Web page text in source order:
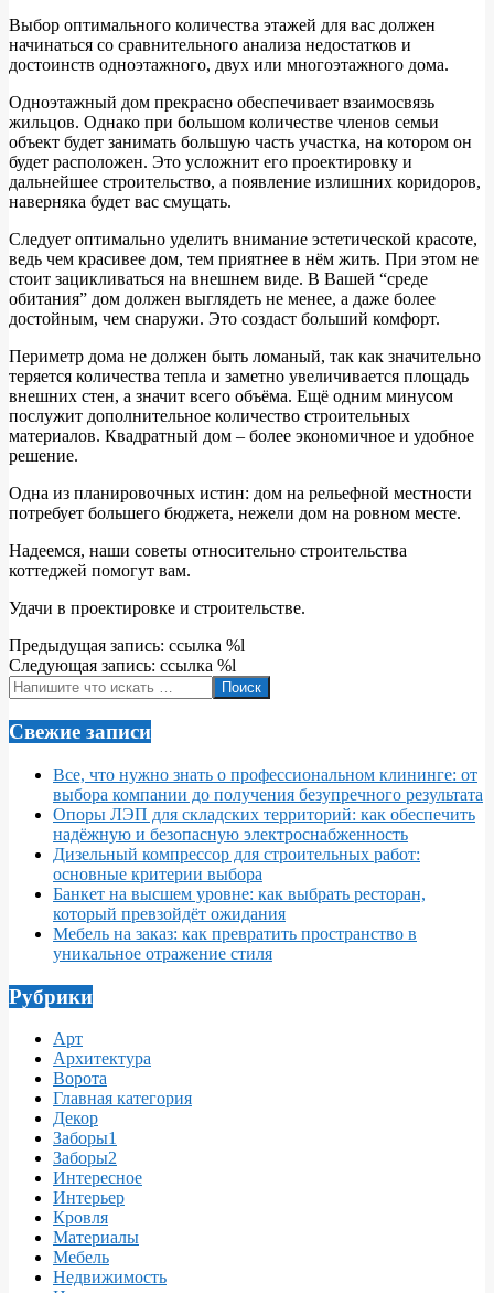
Выбор оптимального количества этажей для вас должен
начинаться со сравнительного анализа недостатков и
достоинств одноэтажного, двух или многоэтажного дома.
Одноэтажный дом прекрасно обеспечивает взаимосвязь
жильцов. Однако при большом количестве членов семьи
объект будет занимать большую часть участка, на котором он
будет расположен. Это усложнит его проектировку и
дальнейшее строительство, а появление излишних коридоров,
наверняка будет вас смущать.
Следует оптимально уделить внимание эстетической красоте,
ведь чем красивее дом, тем приятнее в нём жить. При этом не
стоит зацикливаться на внешнем виде. В Вашей “среде
обитания” дом должен выглядеть не менее, а даже более
достойным, чем снаружи. Это создаст больший комфорт.
Периметр дома не должен быть ломаный, так как значительно
теряется количества тепла и заметно увеличивается площадь
внешних стен, а значит всего объёма. Ещё одним минусом
послужит дополнительное количество строительных
материалов. Квадратный дом – более экономичное и удобное
решение.
Одна из планировочных истин: дом на рельефной местности
потребует большего бюджета, нежели дом на ровном месте.
Надеемся, наши советы относительно строительства
коттеджей помогут вам.
Удачи в проектировке и строительстве.
2022-
06-
03
Предыдущая запись: ссылка %l
Следующая запись: ссылка %l
Поиск
Свежие записи
Все, что нужно знать о профессиональном клининге: от
выбора компании до получения безупречного результата
Опоры ЛЭП для складских территорий: как обеспечить
надёжную и безопасную электроснабженность
Дизельный компрессор для строительных работ:
основные критерии выбора
Банкет на высшем уровне: как выбрать ресторан,
который превзойдёт ожидания
Мебель на заказ: как превратить пространство в
уникальное отражение стиля
Рубрики
Арт
Архитектура
Ворота
Главная категория
Декор
Заборы1
Заборы2
Интересное
Интерьер
Кровля
Материалы
Мебель
Недвижимость